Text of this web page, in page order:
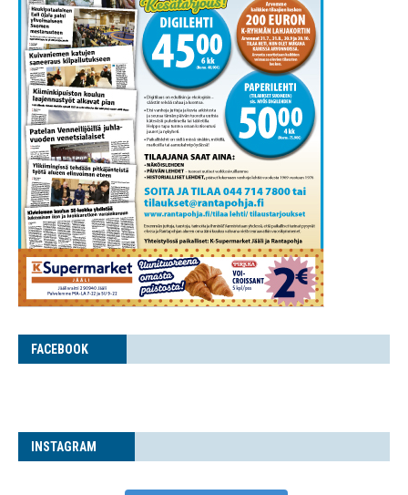
FACE­BOOK
INS­TA­GRAM